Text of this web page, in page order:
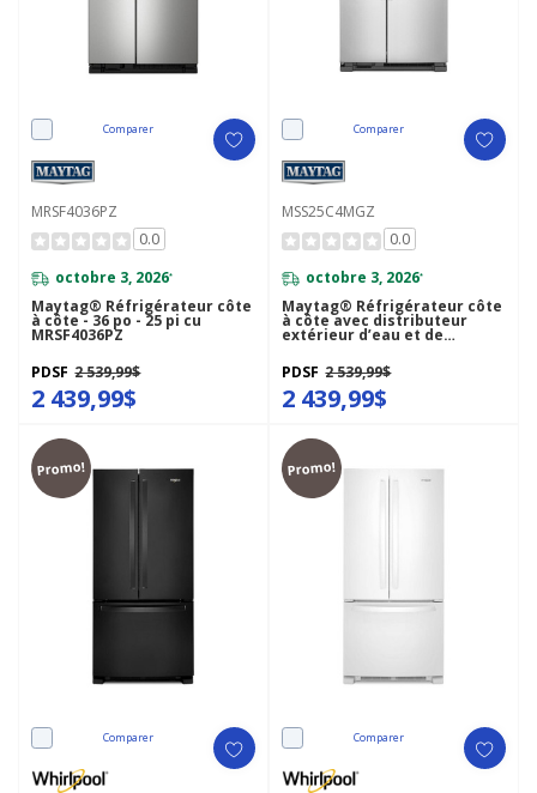
Comparer
MRSF4036PZ
0.0
octobre 3, 2026*
Maytag® Réfrigérateur côte
à côte - 36 po - 25 pi cu
MRSF4036PZ
PDSF 2 539,99$
2 439,99$
Comparer
MSS25C4MGZ
0.0
octobre 3, 2026*
Maytag® Réfrigérateur côte
à côte avec distributeur
extérieur d’eau et de
MSS25C4MGZ
PDSF 2 539,99$
2 439,99$
Promo!
Comparer
Promo!
Comparer